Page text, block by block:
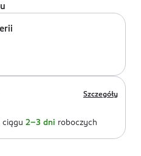
Szczegóły
ciągu 2-3 dni roboczych